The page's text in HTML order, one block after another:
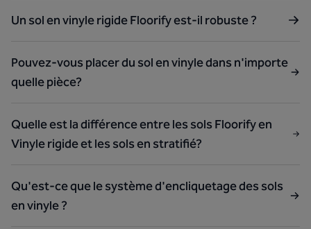
Un sol en vinyle rigide Floorify est-il robuste ?
Pouvez-vous placer du sol en vinyle dans n'importe
quelle pièce?
Quelle est la différence entre les sols Floorify en
Vinyle rigide et les sols en stratifié?
Qu'est-ce que le système d'encliquetage des sols
en vinyle ?